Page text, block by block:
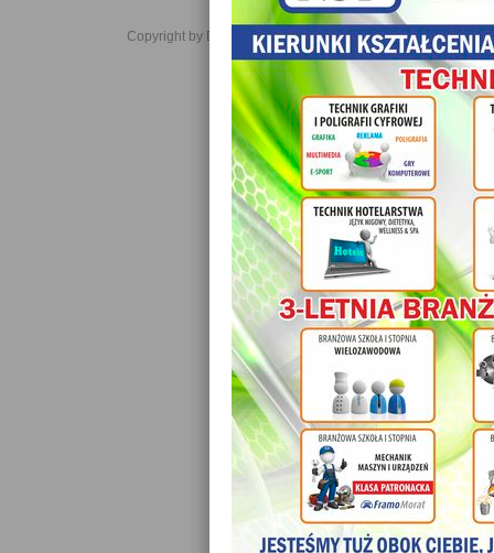
Copyright by Daniel JabĹoĹski 2006-2021. All rights